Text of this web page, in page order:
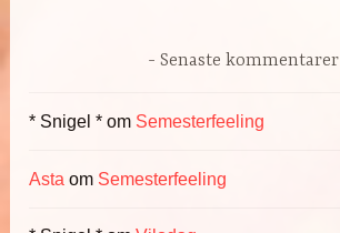
Senaste kommentarer
* Snigel * om Semesterfeeling
Asta om Semesterfeeling